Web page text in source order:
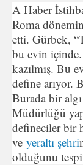
A Haber
Roma
etti. Gürbek,
bu evin
kazılmış. Bu
define arıyor.
Burada bir
Müdürlüğü
defineciler bir
ve yeraltı şehri
olduğunu